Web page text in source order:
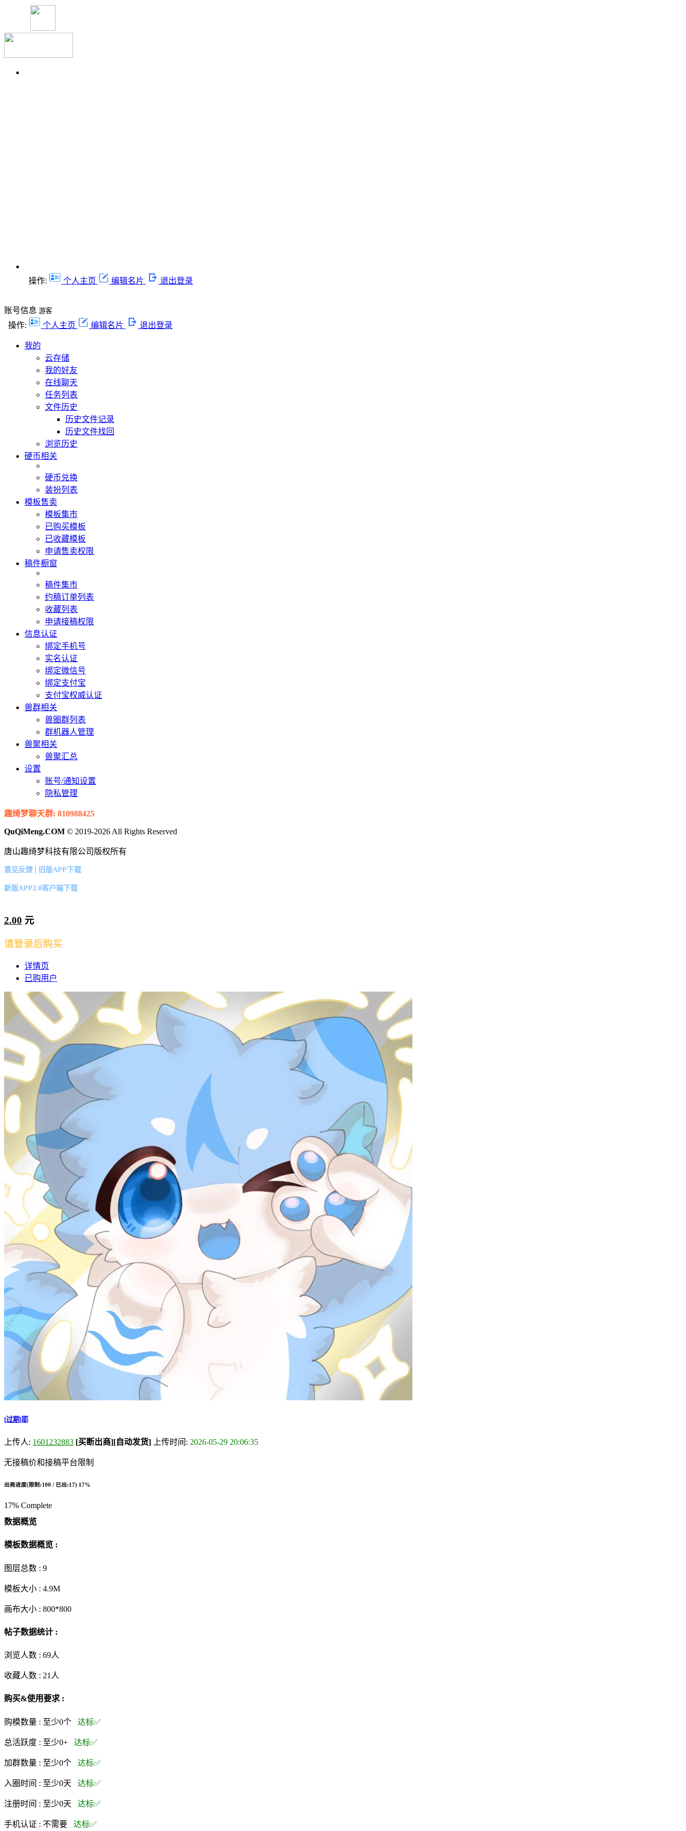
操作: 个人主页 编辑名片 退出登录
账号信息 游客
操作: 个人主页 编辑名片 退出登录
我的
云存储
我的好友
在线聊天
任务列表
文件历史
历史文件记录
历史文件找回
浏览历史
硬币相关
硬币兑换
装扮列表
模板售卖
模板集市
已购买模板
已收藏模板
申请售卖权限
稿件橱窗
稿件集市
约稿订单列表
收藏列表
申请接稿权限
信息认证
绑定手机号
实名认证
绑定微信号
绑定支付宝
支付宝权威认证
兽群相关
兽圈群列表
群机器人管理
兽聚相关
兽聚汇总
设置
账号/通知设置
隐私管理
趣绮梦聊天群: 810988425
QuQiMeng.COM © 2019-2026 All Rights Reserved
唐山趣绮梦科技有限公司版权所有
意见反馈 | 旧版APP下载
新版APP2.0客户端下载
2.00 元
请登录后购买
详情页
已购用户
[过期]耶
上传人: 1601232883 [买断出商][自动发货] 上传时间: 2026-05-29 20:06:35
无接稿价和接稿平台限制
出商进度(限制:100 / 已出:17) 17%
17% Complete
数据概览
模板数据概览 :
图层总数 : 9
模板大小 : 4.9M
画布大小 : 800*800
帖子数据统计 :
浏览人数 : 69人
收藏人数 : 21 人
购买&使用要求 :
购模数量 : 至少0个 达标✅
总活跃度 : 至少0+ 达标✅
加群数量 : 至少0个 达标✅
入圈时间 : 至少0天 达标✅
注册时间 : 至少0天 达标✅
手机认证 : 不需要 达标✅